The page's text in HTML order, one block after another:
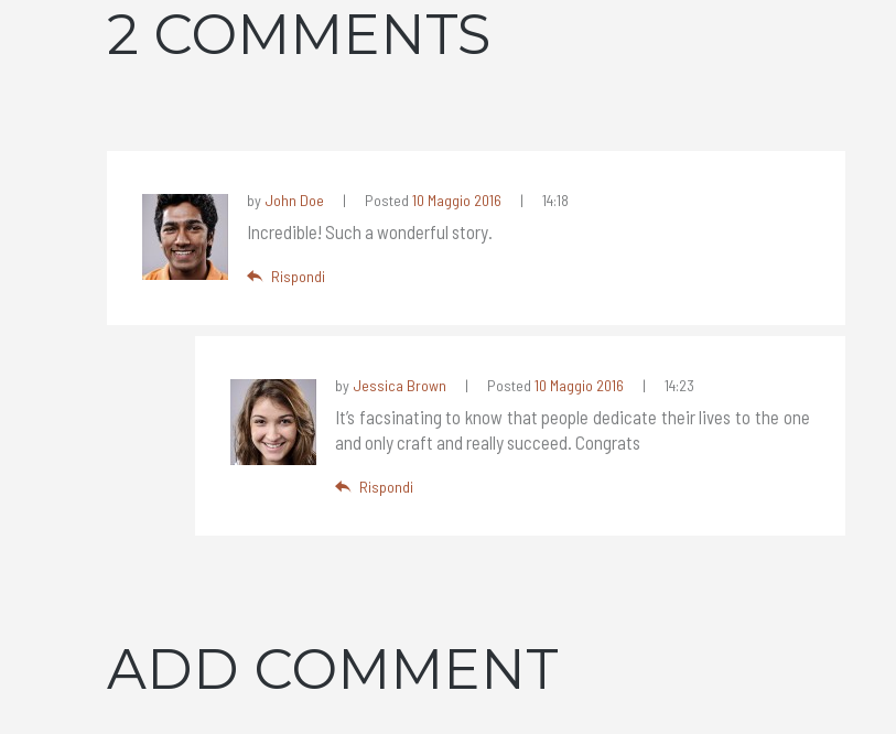
2 COMMENTS
by John Doe Posted 10 Maggio 2016 14:18
Incredible! Such a wonderful story.
Rispondi
by Jessica Brown Posted 10 Maggio 2016 14:23
It’s facsinating to know that people dedicate their lives to the one
and only craft and really succeed. Congrats
Rispondi
ADD COMMENT